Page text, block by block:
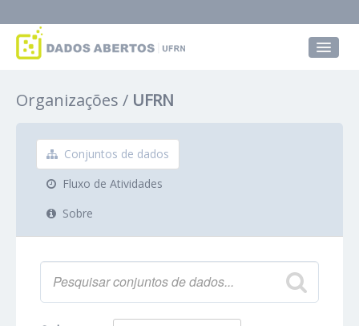
Grupos
Sobre
Organizações UFRN
Conjuntos de dados
Fluxo de Atividades
Sobre